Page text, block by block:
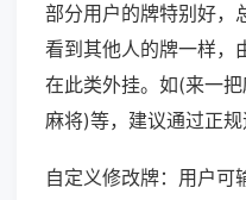
部分用户的牌特别好，
看到其他人的牌一样，
在此类外挂。如(来一
麻将)等，建议通过正规
自定义修改牌：用户可